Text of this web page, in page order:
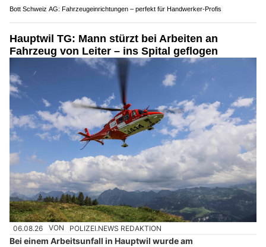
Bott Schweiz AG: Fahrzeugeinrichtungen – perfekt für Handwerker-Profis
Hauptwil TG: Mann stürzt bei Arbeiten an
Fahrzeug von Leiter – ins Spital geflogen
06.08.26 VON POLIZEI.NEWS REDAKTION
Bei einem Arbeitsunfall in Hauptwil wurde am